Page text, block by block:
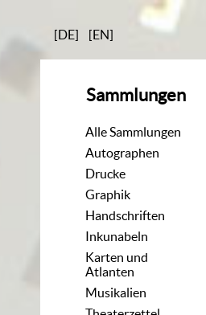
[DE] [EN]
Sammlungen
Alle Sammlungen
Autographen
Drucke
Graphik
Handschriften
Inkunabeln
Karten und
Atlanten
Musikalien